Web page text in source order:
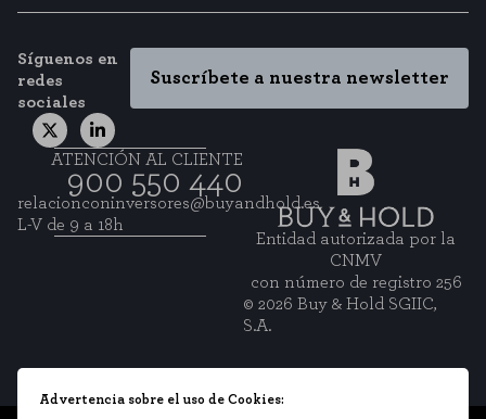
Síguenos en
redes
sociales
Suscríbete a nuestra newsletter
ATENCIÓN AL CLIENTE
900 550 440
relacionconinversores@buyandhold.es
L-V de 9 a 18h
Entidad autorizada por la
CNMV
con número de registro 256
© 2026 Buy & Hold SGIIC,
S.A.
Advertencia sobre el uso de Cookies: